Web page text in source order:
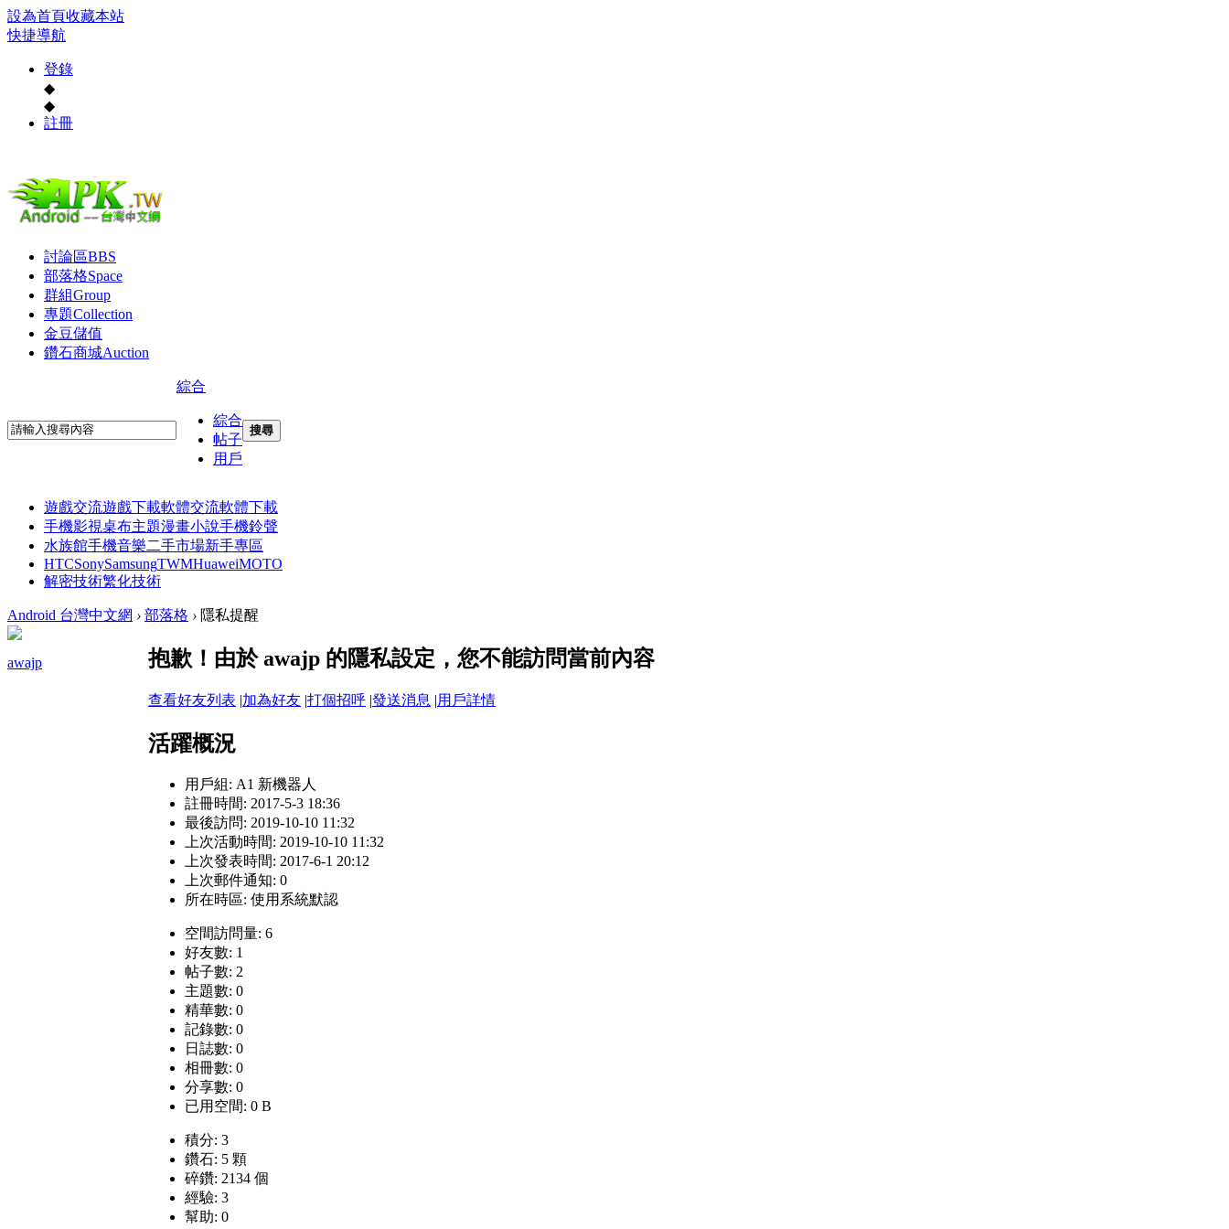
設為首頁收藏本站
快捷導航
登錄
◆
◆
註冊
討論區BBS
部落格Space
群組Group
專題Collection
金豆儲值
鑽石商城Auction
綜合
綜合
帖子
用戶
搜尋
遊戲交流遊戲下載軟體交流軟體下載
手機影視桌布主題漫畫小說手機鈴聲
水族館手機音樂二手市場新手專區
HTCSonySamsungTWMHuaweiMOTO
解密技術繁化技術
Android 台灣中文網 › 部落格 › 隱私提醒
awajp 抱歉！由於 awajp 的隱私設定，您不能訪問當前內容
查看好友列表 |加為好友 |打個招呼 |發送消息 |用戶詳情
活躍概況
用戶組: A1 新機器人
註冊時間: 2017-5-3 18:36
最後訪問: 2019-10-10 11:32
上次活動時間: 2019-10-10 11:32
上次發表時間: 2017-6-1 20:12
上次郵件通知: 0
所在時區: 使用系統默認
空間訪問量: 6
好友數: 1
帖子數: 2
主題數: 0
精華數: 0
記錄數: 0
日誌數: 0
相冊數: 0
分享數: 0
已用空間: 0 B
積分: 3
鑽石: 5 顆
碎鑽: 2134 個
經驗: 3
幫助: 0